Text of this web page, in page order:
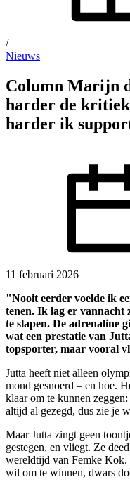
/
Nieuws
Column Marijn
harder de kritiek
harder ik
11 februari 2026
"Nooit eerder voelde ik
tenen. Ik lag er vannacht
te slapen. De adrenaline
wat een prestatie van
topsporter, maar vooral
Jutta heeft niet alleen
mond gesnoerd – en hoe.
klaar om te kunnen
altijd al gezegd, dus zie je
Maar Jutta zingt geen
gestegen, en vliegt. Ze
wereldtijd van Femke Kok.
wil om te winnen, dwars